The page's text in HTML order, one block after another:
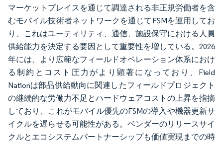
マーケットプレイスを通じて調達される非正規労働者を含
むモバイル技術者ネットワークを通じてFSMを運用してお
り、これはユーティリティ、通信、施設保守における人員
供給能力を決定する要因として重要性を増している。2026
年には、より広範なフィールドオペレーション体系におけ
る制約とコスト圧力がより顕著になっており、Field
Nationは部品供給動向に関連したフィールドプロジェクト
の継続的な労働力不足とハードウェアコストの上昇を指摘
しており、これがモバイル優先のFSMの導入や機器更新サ
イクルを遅らせる可能性がある。ベンダーのリリースサイ
クルとエコシステムパートナーシップも価値実現までの時